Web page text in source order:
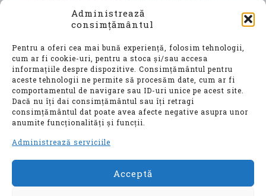
Administrează
consimțământul
Pentru a oferi cea mai bună experiență, folosim tehnologii,
cum ar fi cookie-uri, pentru a stoca și/sau accesa
informațiile despre dispozitive. Consimțământul pentru
aceste tehnologii ne permite să procesăm date, cum ar fi
comportamentul de navigare sau ID-uri unice pe acest site.
Dacă nu îți dai consimțământul sau îți retragi
consimțământul dat poate avea afecte negative asupra unor
anumite funcționalități și funcții.
Administrează serviciile
Acceptă
Achiziționarea unui autoturism second hand, este
o decizie importantă, care implică nu doar o
investiție financiară considerabilă, ci și o
alegere ce vă va influența confortul, siguranța și
mobilitatea pentru ani de zile.
© Auto Verificate, Toate drepturile